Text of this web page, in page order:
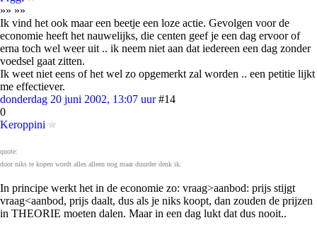
»» »»
Ik vind het ook maar een beetje een loze actie. Gevolgen voor de
economie heeft het nauwelijks, die centen geef je een dag ervoor of
erna toch wel weer uit .. ik neem niet aan dat iedereen een dag zonder
voedsel gaat zitten.
Ik weet niet eens of het wel zo opgemerkt zal worden .. een petitie lijkt
me effectiever.
donderdag 20 juni 2002, 13:07 uur #14
0
Keroppini
quote:
door niks te kopen wordt alles alleen nog maar duurder denk ik.
In principe werkt het in de economie zo: vraag>aanbod: prijs stijgt
vraag<aanbod, prijs daalt, dus als je niks koopt, dan zouden de prijzen
in THEORIE moeten dalen. Maar in een dag lukt dat dus nooit..